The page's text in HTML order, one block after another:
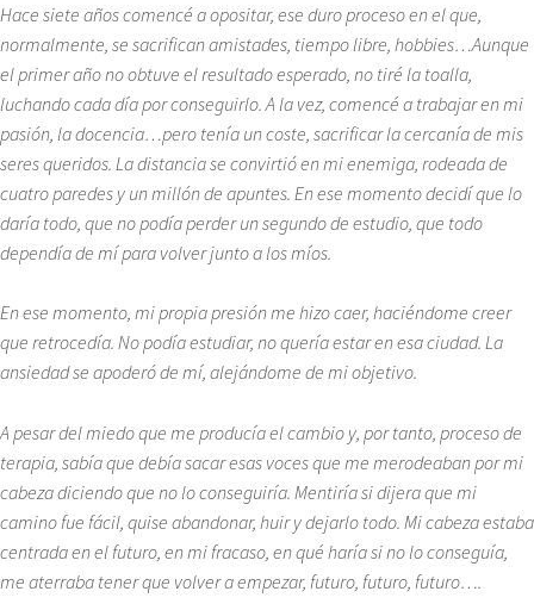
Hace siete años comencé a opositar, ese duro proceso en el que,
normalmente, se sacrifican amistades, tiempo libre, hobbies…Aunque
el primer año no obtuve el resultado esperado, no tiré la toalla,
luchando cada día por conseguirlo. A la vez, comencé a trabajar en mi
pasión, la docencia…pero tenía un coste, sacrificar la cercanía de mis
seres queridos. La distancia se convirtió en mi enemiga, rodeada de
cuatro paredes y un millón de apuntes. En ese momento decidí que lo
daría todo, que no podía perder un segundo de estudio, que todo
dependía de mí para volver junto a los míos.
En ese momento, mi propia presión me hizo caer, haciéndome creer
que retrocedía. No podía estudiar, no quería estar en esa ciudad. La
ansiedad se apoderó de mí, alejándome de mi objetivo.
A pesar del miedo que me producía el cambio y, por tanto, proceso de
terapia, sabía que debía sacar esas voces que me merodeaban por mi
cabeza diciendo que no lo conseguiría. Mentiría si dijera que mi
camino fue fácil, quise abandonar, huir y dejarlo todo. Mi cabeza estaba
centrada en el futuro, en mi fracaso, en qué haría si no lo conseguía,
me aterraba tener que volver a empezar, futuro, futuro, futuro….